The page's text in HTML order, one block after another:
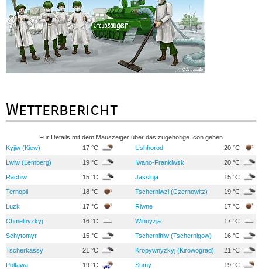
Wetterbericht
Für Details mit dem Mauszeiger über das zugehörige Icon gehen
Kyjiw (Kiew)
17 °C Ushhorod 20 °C
Lwiw (Lemberg) 19 °C Iwano-Frankiwsk 20 °C
Rachiw 15 °C Jassinja 15 °C
Ternopil 18 °C Tscherniwzi (Czernowitz) 19 °C
Luzk 17 °C Riwne 17 °C
Chmelnyzkyj 16 °C Winnyzja 17 °C
Schytomyr 15 °C Tschernihiw (Tschernigow) 16 °C
Tscherkassy 21 °C Kropywnyzkyj (Kirowograd) 21 °C
Poltawa 19 °C Sumy 19 °C